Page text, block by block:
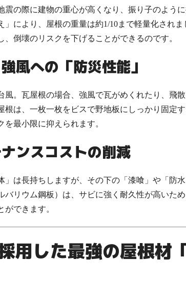
震の際に建物の重心が高くなり、振り子のよう
」により、屋根の重量は約1/10まで軽量化され
、倒壊のリスクを下げることができるのです。
風への「防災性能」
風。瓦屋根の場合、強風で瓦がめくれたり、飛
根は、一枚一枚をビスで野地板にしっかり固定
を最小限に抑えられます。
ンスコストの削減
」は長持ちしますが、その下の「漆喰」や「防
バリウム鋼板）は、サビに強く耐久性が高いた
ができます。
用した最強の屋根材